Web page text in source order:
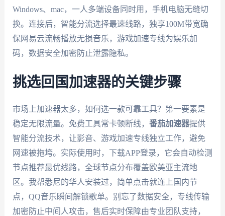
Windows、mac，一人多端设备同时用，手机电脑无缝切
换。连接后，智能分流选择最速线路，独享100M带宽确
保网易云流畅播放无损音乐，游戏加速专线为娱乐加
码，数据安全加密防止泄露隐私。
挑选回国加速器的关键步骤
市场上加速器太多，如何选一款可靠工具？第一要素是
稳定无限流量。免费工具常卡顿断线， 番茄加速器提供
智能分流技术，让影音、游戏加速专线独立工作，避免
网速被拖垮。实际使用时，下载APP登录，它会自动检测
节点推荐最优线路，全球节点分布覆盖欧美亚主流地
区。我帮悉尼的华人安装过，简单点击就连上国内节
点，QQ音乐瞬间解锁歌单。别忘了数据安全，专线传输
加密防止中间人攻击，售后实时保障由专业团队支持，